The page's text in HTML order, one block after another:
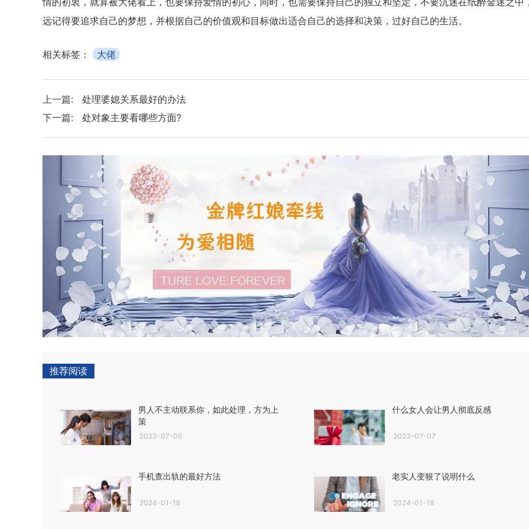
远记得要追求自己的梦想，并根据自己的价值观和目标做出适合自己的选择和决策，过好自己的生活。
相关标签： 大佬
上一篇:
处理婆媳关系最好的办法
下一篇:
处对象主要看哪些方面?
推荐阅读
男人不主动联系你，如此处理，方为上
策
2023-07-06
什么女人会让男人彻底反感
2023-07-07
手机查出轨的最好方法
2024-01-18
老实人变狠了说明什么
2024-01-18